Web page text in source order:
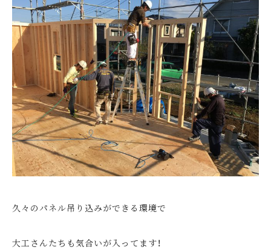
久々のパネル吊り込みができる環境で
大工さんたちも気合いが入ってます！